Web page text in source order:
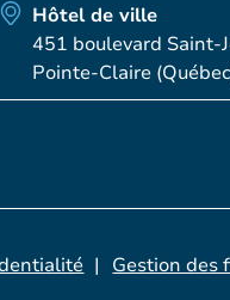
Hôtel de ville
451 boulevard Saint-
Pointe-Claire
Gestion des